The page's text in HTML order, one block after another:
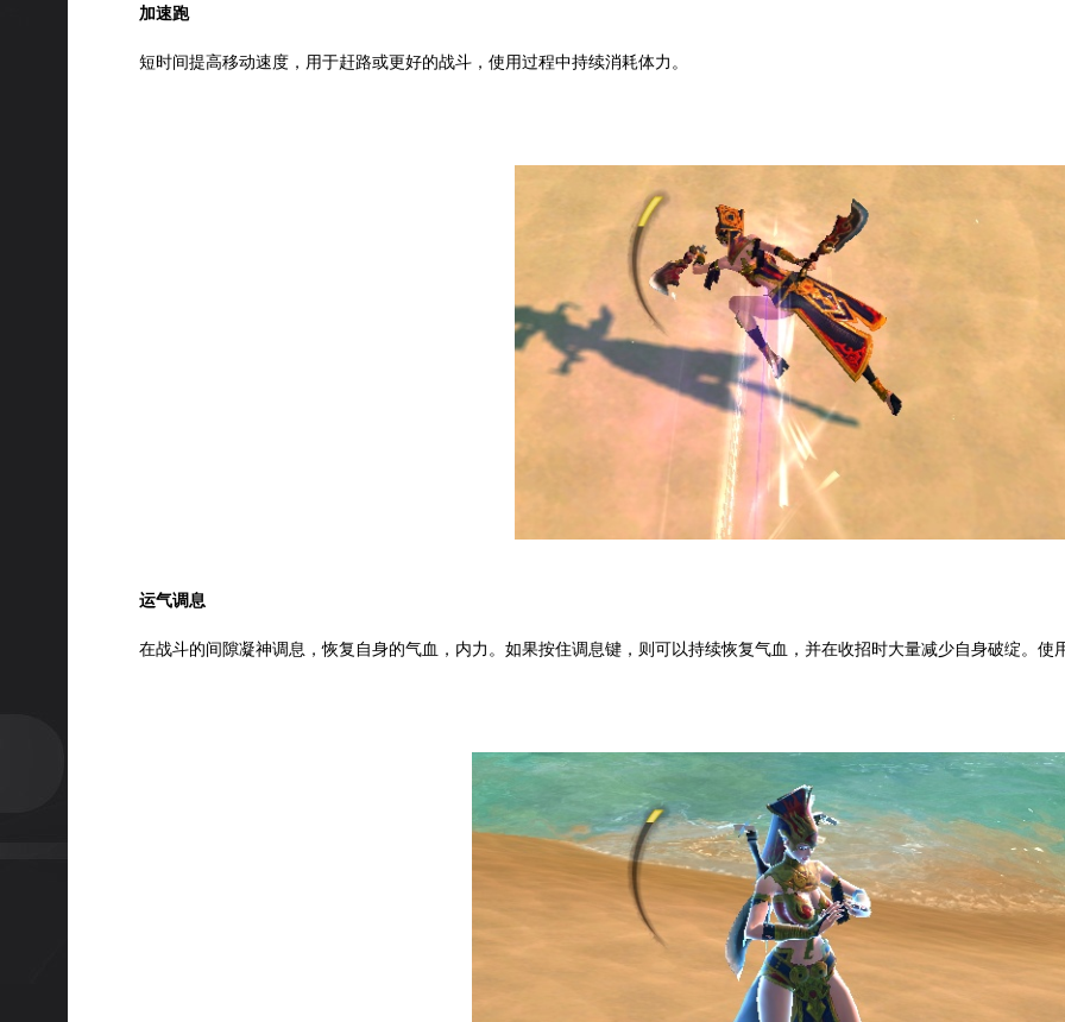
加速跑
短时间提高移动速度，用于赶路或更好的战斗，使用过程中持续消耗体力。
运气调息
在战斗的间隙凝神调息，恢复自身的气血，内力。如果按住调息键，则可以持续恢复气血，并在收招时大量减少自身破绽。使